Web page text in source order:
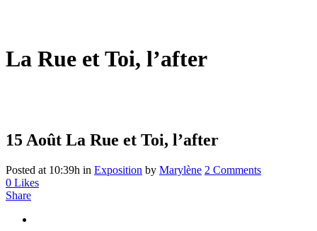
La Rue et Toi, l’after
15 Août La Rue et Toi, l’after
Posted at 10:39h in Exposition by Marylène 2 Comments
0 Likes
Share